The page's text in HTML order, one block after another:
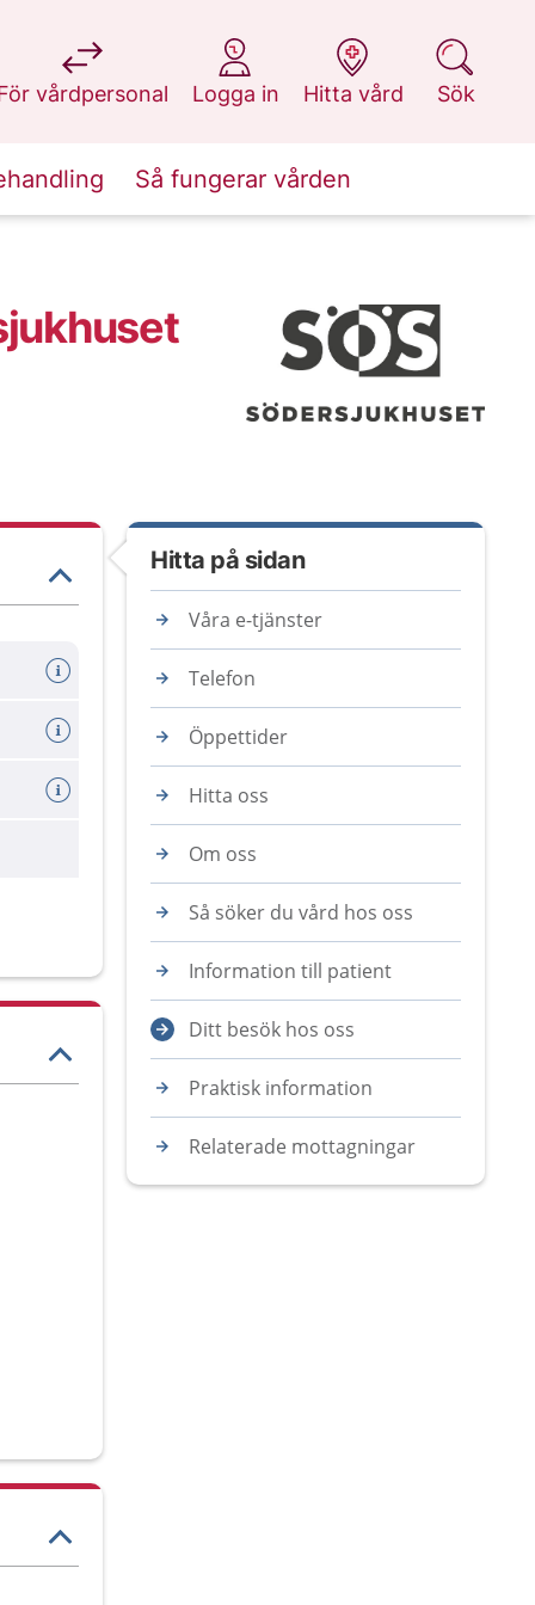
vårdpersonal
på 1177.se
Logga in
på 1177.se
Hitta vård
på 1177.se
Sök
på 1177.se
Så fungerar vården
Hitta på sidan
Våra e-tjänster
Telefon
Öppettider
Hitta oss
Om oss
Så söker du vård hos oss
Information till patient
Ditt besök hos oss
Praktisk information
Relaterade mottagningar